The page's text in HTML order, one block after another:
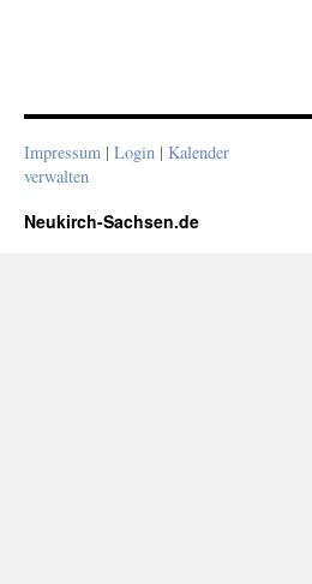
Impressum | Login | Kalender
verwalten
Neukirch-Sachsen.de